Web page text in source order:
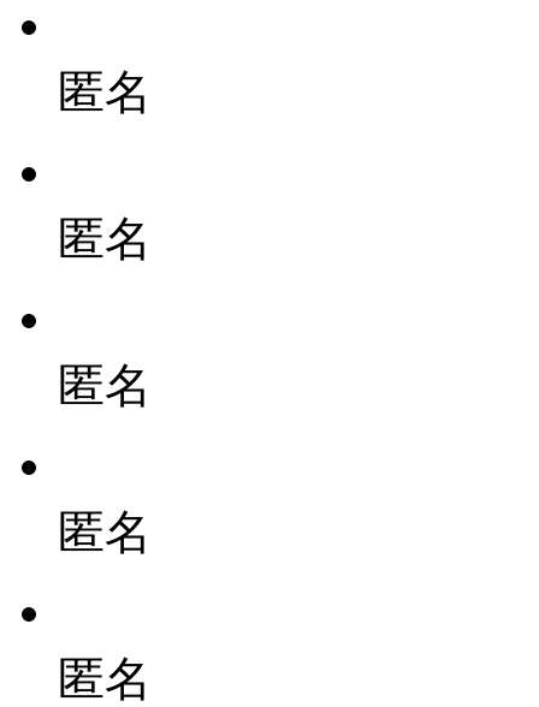
匿名
匿名
匿名
匿名
匿名